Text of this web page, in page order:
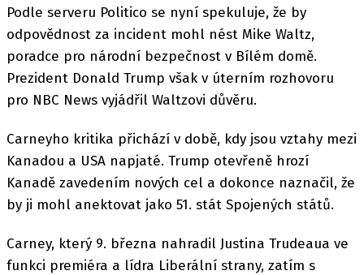
Podle serveru Politico se nyní spekuluje, že by
odpovědnost za incident mohl nést Mike Waltz,
poradce pro národní bezpečnost v Bílém domě.
Prezident Donald Trump však v úterním rozhovoru
pro NBC News vyjádřil Waltzovi důvěru.
Carneyho kritika přichází v době, kdy jsou vztahy mezi
Kanadou a USA napjaté. Trump otevřeně hrozí
Kanadě zavedením nových cel a dokonce naznačil, že
by ji mohl anektovat jako 51. stát Spojených států.
Carney, který 9. března nahradil Justina Trudeaua ve
funkci premiéra a lídra Liberální strany, zatím s